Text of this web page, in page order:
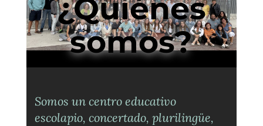
¿Quiénes
somos?
Somos un centro educativo
escolapio, concertado, plurilingüe,